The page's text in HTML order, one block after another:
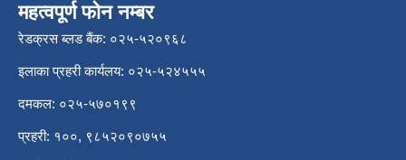
महत्वपूर्ण फोन नम्बर
रेडक्रस ब्लड बैंक: ०२५-५२०९६८
इलाका प्रहरी कार्यलय: ०२५-५२४५५५
दमकल: ०२५-५७०१९९
प्रहरी: १००, ९८५२०९०७५५